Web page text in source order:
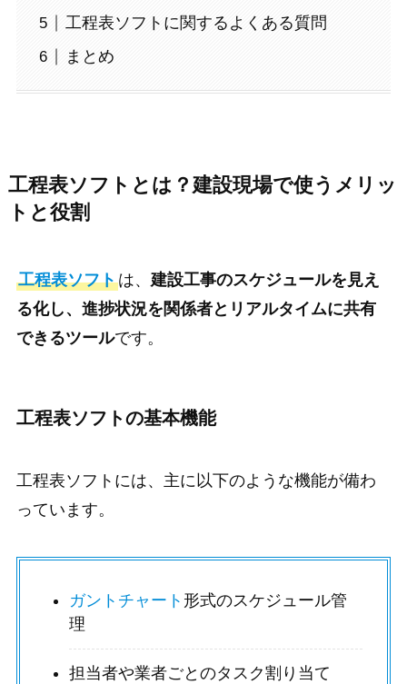
工程表ソフトに関するよくある質問
まとめ
工程表ソフトとは？建設現場で使うメリッ
トと役割
工程表ソフトは、 建設工事のスケジュールを見え
る化し、進捗状況を関係者とリアルタイムに共有
できるツールです。
工程表ソフトの基本機能
工程表ソフトには、主に以下のような機能が備わ
っています。
ガントチャート 形式のスケジュール管
理
担当者や業者ごとのタスク割り当て